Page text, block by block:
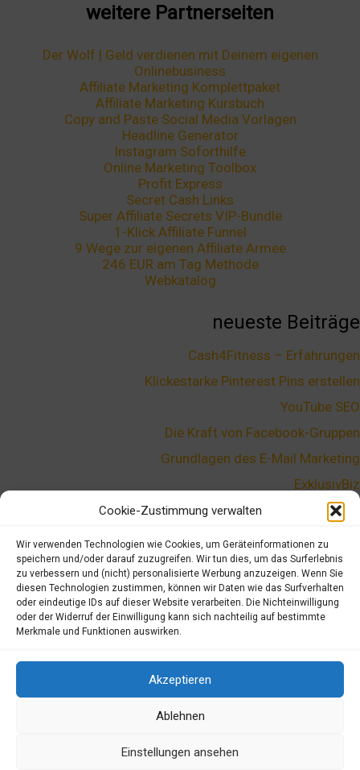
Cookie-Zustimmung verwalten
Wir verwenden Technologien wie Cookies, um Geräteinformationen zu
speichern und/oder darauf zuzugreifen. Wir tun dies, um das Surferlebnis
zu verbessern und (nicht) personalisierte Werbung anzuzeigen. Wenn Sie
diesen Technologien zustimmen, können wir Daten wie das Surfverhalten
oder eindeutige IDs auf dieser Website verarbeiten. Die Nichteinwilligung
oder der Widerruf der Einwilligung kann sich nachteilig auf bestimmte
Merkmale und Funktionen auswirken.
Akzeptieren
Ablehnen
Einstellungen ansehen
weitere Partnerseiten
Der Wolf | Geld verdienen mit Deinem eigenen
Onlinebusiness
Affiliate Marketing Komplettpaket
Affiliate Marketing Kursbuch
Copy and Paste Social Media Vorlagen
Headline Generator
Instagram Soforthilfe
Online Marketing Toolbox
Profit Express
Secret Cash Links
Super Affiliate Secrets VIP-Bundle
1-Klick Affiliate Funnel
9 Wege zur eigenen Affiliate Armee
246 EUR am Tag Methode
Webkatalog
neueste Beiträge
Cash4Fitness – Erfahrungen
Klickestarke Pinterest Pins erstellen
YouTube SEO
Die Kraft von Facebook-Gruppen
Grundlagen des E-Mail Marketing
ExklusivBiz
Die Kunst des E-Mail Listenaufbau
Domainnamen finden – Die richtige Domainwahl
Super Affiliate System Erfahrungen
Passives Einkommen mit Affiliate Marketing
Copyright © 2026 byWebdesign Stutensee- Built with❤️and
AstraTheme
Impressum